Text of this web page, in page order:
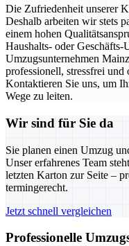
Die Zufriedenheit unserer
Deshalb arbeiten wir stets
einem hohen
Haushalts- oder
Umzugsunternehmen
professionell, stressfrei
Kontaktieren Sie uns, um
Wege zu leiten.
Wir sind für Sie da
Sie planen einen Umzug
Unser erfahrenes Team
letzten Karton zur Seite –
termingerecht.
Jetzt schnell vergleichen
Professionelle